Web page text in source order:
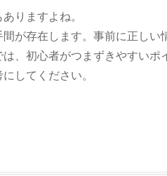
りますよね。
が存在します。事前に正し
、初心者がつまずきやすい
してください。